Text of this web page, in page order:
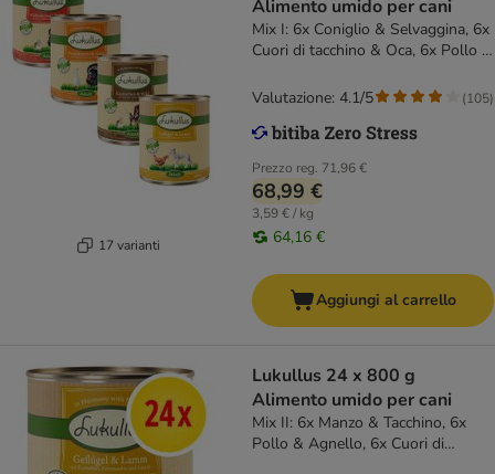
17 varianti
Alimento umido per cani
Mix I: 6x Coniglio & Selvaggina, 6x
Cuori di tacchino & Oca, 6x Pollo &
Prezzo reg. 71,96 €
68,99 €
3,59 € / kg
64,16 €
Valutazione: 4.1/5 (105)
Aggiungi al carrello
Lukullus 24 x 800 g
Alimento umido per cani
Mix II: 6x Manzo & Tacchino, 6x
Pollo & Agnello, 6x Cuori di